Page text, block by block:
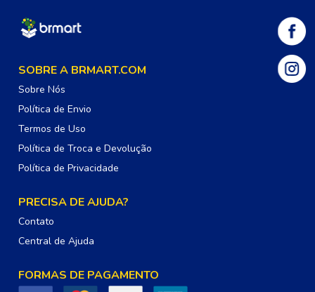
SOBRE A BRMART.COM
Sobre Nós
Política de Envio
Termos de Uso
Política de Troca e Devolução
Política de Privacidade
PRECISA DE AJUDA?
Contato
Central de Ajuda
FORMAS DE PAGAMENTO